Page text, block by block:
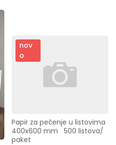
nov
o
Papir za pečenje u listovima
400x600 mm   500 listova/
paket